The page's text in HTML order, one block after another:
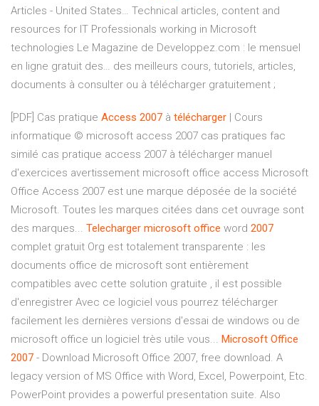
Articles - United States… Technical articles, content and
resources for IT Professionals working in Microsoft
technologies Le Magazine de Developpez.com : le mensuel
en ligne gratuit des… des meilleurs cours, tutoriels, articles,
documents à consulter ou à télécharger gratuitement ;
[PDF] Cas pratique Access 2007 à télécharger | Cours
informatique © microsoft access 2007 cas pratiques fac
similé cas pratique access 2007 à télécharger manuel
d'exercices avertissement microsoft office access Microsoft
Office Access 2007 est une marque déposée de la société
Microsoft. Toutes les marques citées dans cet ouvrage sont
des marques... Telecharger microsoft office word 2007
complet gratuit Org est totalement transparente : les
documents office de microsoft sont entièrement
compatibles avec cette solution gratuite , il est possible
d'enregistrer Avec ce logiciel vous pourrez télécharger
facilement les dernières versions d'essai de windows ou de
microsoft office un logiciel très utile vous... Microsoft Office
2007 - Download Microsoft Office 2007, free download. A
legacy version of MS Office with Word, Excel, Powerpoint, Etc.
PowerPoint provides a powerful presentation suite. Also